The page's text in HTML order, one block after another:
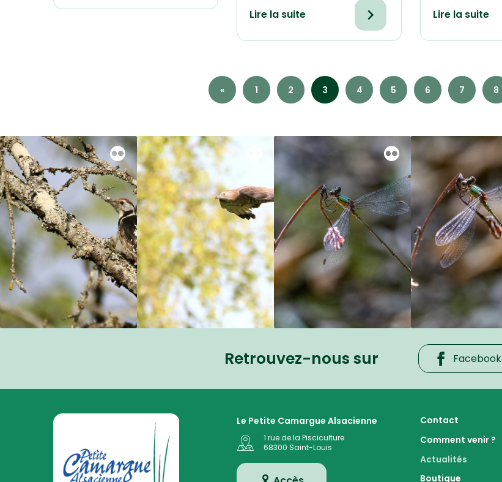
Lire la suite Lire la suite
« 1 2 3 4 5 6 7 8
Retrouvez-nous sur Facebook
La Petite Camargue Alsacienne Réserve Naturelle au cœur de la plaine rhénane alluviale
Le Petite Camargue Alsacienne
1 rue de la Pisciculture
68300 Saint-Louis
Contact
Comment venir ?
Actualités
Boutique